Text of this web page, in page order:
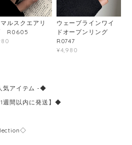
ルスクエアリ
R0605
ウェーブラインワイ
ドオープンリング
R0747
¥4,980
気アイテム -◆
週間以内に発送】◆